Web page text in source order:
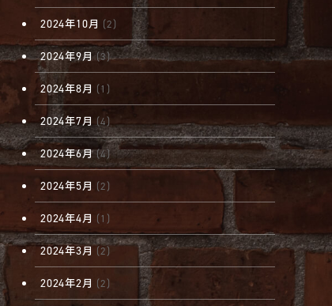
2024年10月 (2)
2024年9月(3)
2024年8月 (1)
2024年7月 (4)
2024年6月(4)
2024年5月 (2)
2024年4月 (1)
2024年3月 (2)
2024年2月 (2)